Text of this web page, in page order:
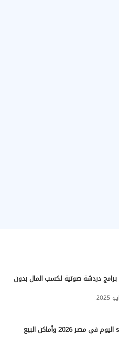
برامج دردشة صوتية لكسب المال بدون
اسعار سكوتر sym اليوم في مصر 2026 وأماكن البيع